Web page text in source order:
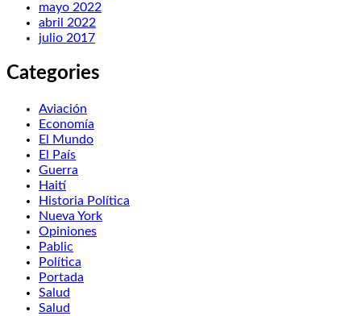
mayo 2022
abril 2022
julio 2017
Categories
Aviación
Economía
El Mundo
El País
Guerra
Haití
Historia Política
Nueva York
Opiniones
Pablic
Política
Portada
Salud
Salud